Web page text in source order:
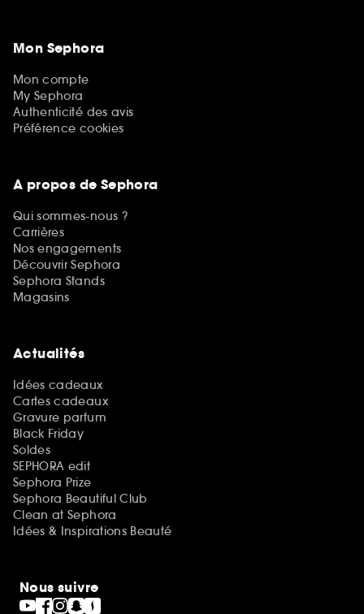
Mon Sephora
Mon compte
My Sephora
Authenticité des avis
Préférence cookies
A propos de Sephora
Qui sommes-nous ?
Carrières
Nos engagements
Découvrir Sephora
Sephora Stands
Magasins
Actualités
Idées cadeaux
Cartes cadeaux
Gravure parfum
Black Friday
Soldes
SEPHORA edit
Sephora Prize
Sephora Beautiful Club
Clean at Sephora
Idées & Inspirations Beauté
Nous suivre